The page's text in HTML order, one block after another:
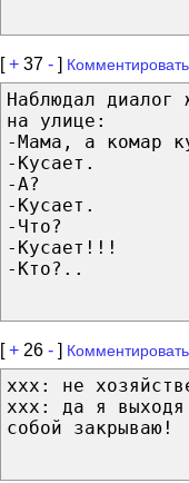
[+ 37 - ]
Наблюдал диалог
на улице:
-Мама, а комар
-Кусает.
-А?
-Кусает.
-Что?
-Кусает!!!
-Кто?..
[+ 26 - ]
xxx: не
xxx: да я выходя
собой закрываю!